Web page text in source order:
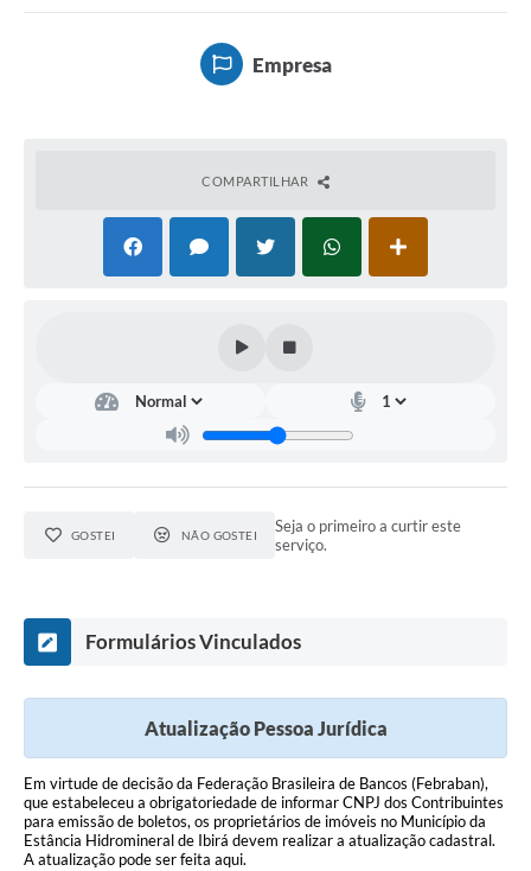
Empresa
COMPARTILHAR
GOSTEI NÃO GOSTEI
Seja o primeiro a curtir este
serviço.
Formulários Vinculados
Atualização Pessoa Jurídica
Em virtude de decisão da Federação Brasileira de Bancos (Febraban),
que estabeleceu a obrigatoriedade de informar CNPJ dos Contribuintes
para emissão de boletos, os proprietários de imóveis no Município da
Estância Hidromineral de Ibirá devem realizar a atualização cadastral.
A atualização pode ser feita aqui.